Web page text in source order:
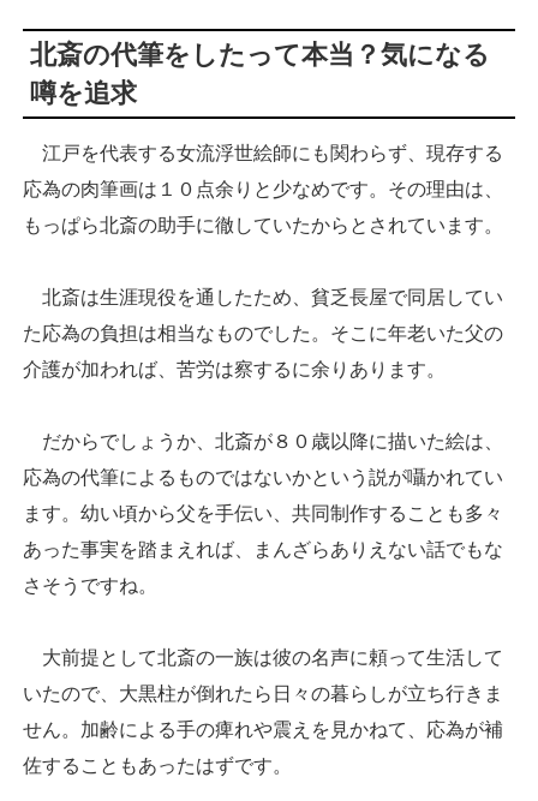
北斎の代筆をしたって本当？気になる
噂を追求
江戸を代表する女流浮世絵師にも関わらず、現存する
応為の肉筆画は１０点余りと少なめです。その理由は、
もっぱら北斎の助手に徹していたからとされています。
北斎は生涯現役を通したため、貧乏長屋で同居してい
た応為の負担は相当なものでした。そこに年老いた父の
介護が加われば、苦労は察するに余りあります。
だからでしょうか、北斎が８０歳以降に描いた絵は、
応為の代筆によるものではないかという説が囁かれてい
ます。幼い頃から父を手伝い、共同制作することも多々
あった事実を踏まえれば、まんざらありえない話でもな
さそうですね。
大前提として北斎の一族は彼の名声に頼って生活して
いたので、大黒柱が倒れたら日々の暮らしが立ち行きま
せん。加齢による手の痺れや震えを見かねて、応為が補
佐することもあったはずです。